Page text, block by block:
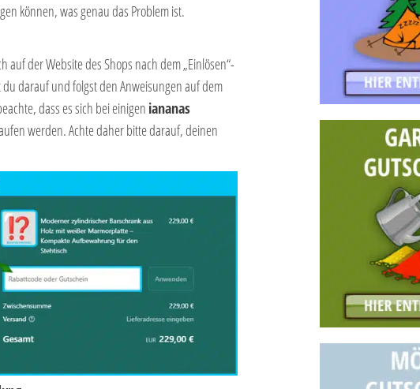
können, was genau das Problem ist.
der Website des Shops nach dem „Einlösen“-
darauf und folgst den Anweisungen auf dem
dass es sich bei einigen iananas
werden. Achte daher bitte darauf, deinen